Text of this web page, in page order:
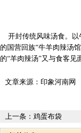
开封传统风味汤食。以
的国营回族“牛羊肉辣汤
的“羊肉辣汤”又与食客见
文章来源：印象河南网
上一条： 鸡蛋布袋